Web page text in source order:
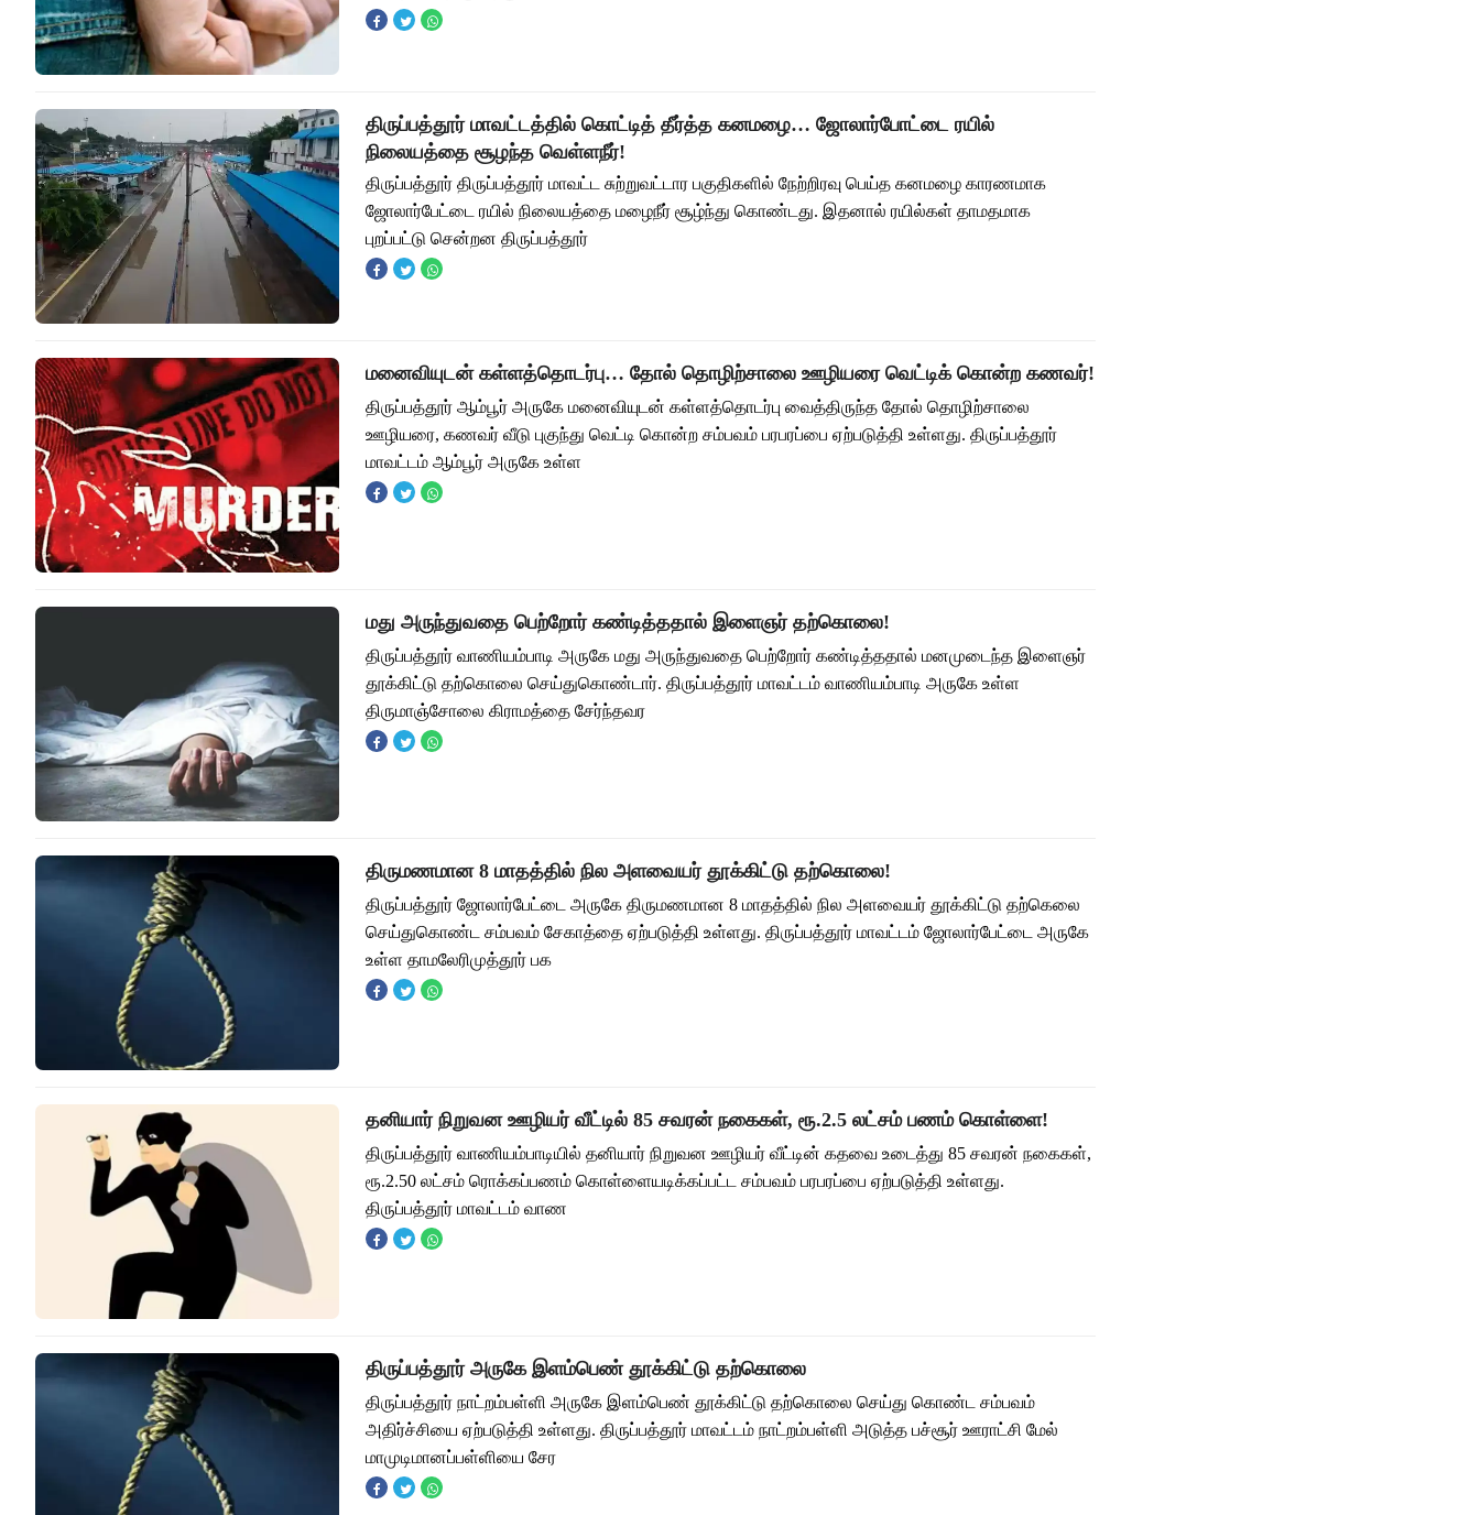
திருப்பத்தூர் மாவட்டத்தில் கொட்டித் தீர்த்த கனமழை… ஜோலார்போட்டை ரயில்
நிலையத்தை சூழந்த வெள்ளநீர்!
திருப்பத்தூர் திருப்பத்தூர் மாவட்ட சுற்றுவட்டார பகுதிகளில் நேற்றிரவு பெய்த கனமழை காரணமாக
ஜோலார்பேட்டை ரயில் நிலையத்தை மழைநீர் சூழ்ந்து கொண்டது. இதனால் ரயில்கள் தாமதமாக
புறப்பட்டு சென்றன திருப்பத்தூர்
மனைவியுடன் கள்ளத்தொடர்பு… தோல் தொழிற்சாலை ஊழியரை வெட்டிக் கொன்ற கணவர்!
திருப்பத்தூர் ஆம்பூர் அருகே மனைவியுடன் கள்ளத்தொடர்பு வைத்திருந்த தோல் தொழிற்சாலை
ஊழியரை, கணவர் வீடு புகுந்து வெட்டி கொன்ற சம்பவம் பரபரப்பை ஏற்படுத்தி உள்ளது. திருப்பத்தூர்
மாவட்டம் ஆம்பூர் அருகே உள்ள
மது அருந்துவதை பெற்றோர் கண்டித்ததால் இளைஞர் தற்கொலை!
திருப்பத்தூர் வாணியம்பாடி அருகே மது அருந்துவதை பெற்றோர் கண்டித்ததால் மனமுடைந்த இளைஞர்
தூக்கிட்டு தற்கொலை செய்துகொண்டார். திருப்பத்தூர் மாவட்டம் வாணியம்பாடி அருகே உள்ள
திருமாஞ்சோலை கிராமத்தை சேர்ந்தவர
திருமணமான 8 மாதத்தில் நில அளவையர் தூக்கிட்டு தற்கொலை!
திருப்பத்தூர் ஜோலார்பேட்டை அருகே திருமணமான 8 மாதத்தில் நில அளவையர் தூக்கிட்டு தற்கெலை
செய்துகொண்ட சம்பவம் சேகாத்தை ஏற்படுத்தி உள்ளது. திருப்பத்தூர் மாவட்டம் ஜோலார்பேட்டை அருகே
உள்ள தாமலேரிமுத்தூர் பக
தனியார் நிறுவன ஊழியர் வீட்டில் 85 சவரன் நகைகள், ரூ.2.5 லட்சம் பணம் கொள்ளை!
திருப்பத்தூர் வாணியம்பாடியில் தனியார் நிறுவன ஊழியர் வீட்டின் கதவை உடைத்து 85 சவரன் நகைகள்,
ரூ.2.50 லட்சம் ரொக்கப்பணம் கொள்ளையடிக்கப்பட்ட சம்பவம் பரபரப்பை ஏற்படுத்தி உள்ளது.
திருப்பத்தூர் மாவட்டம் வாண
திருப்பத்தூர் அருகே இளம்பெண் தூக்கிட்டு தற்கொலை
திருப்பத்தூர் நாட்றம்பள்ளி அருகே இளம்பெண் தூக்கிட்டு தற்கொலை செய்து கொண்ட சம்பவம்
அதிர்ச்சியை ஏற்படுத்தி உள்ளது. திருப்பத்தூர் மாவட்டம் நாட்றம்பள்ளி அடுத்த பச்சூர் ஊராட்சி மேல்
மாமுடிமானப்பள்ளியை சேர